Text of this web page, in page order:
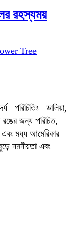
রহস্যময়
Tree
পরিচিতিঃ ডালিয়া,
জন্য পরিচিত,
এবং মধ্য আমেরিকার
নমনীয়তা এবং